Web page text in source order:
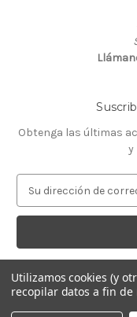
Obtenga las últimas
y
r
c
i
ó
©
Utilizamos cookies (y
recopilar datos a fin